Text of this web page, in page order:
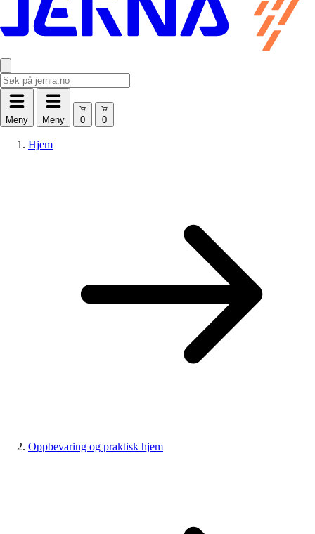
Meny Meny
Hjem
Oppbevaring og praktisk hjem